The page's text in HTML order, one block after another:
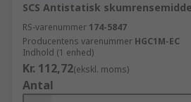
SCS Antistatisk
RS-varenummer 174-5847
Producentens varenummer HGC1M-EC
Indhold (1 enhed)
Kr. 112,72(ekskl. moms)
Antal